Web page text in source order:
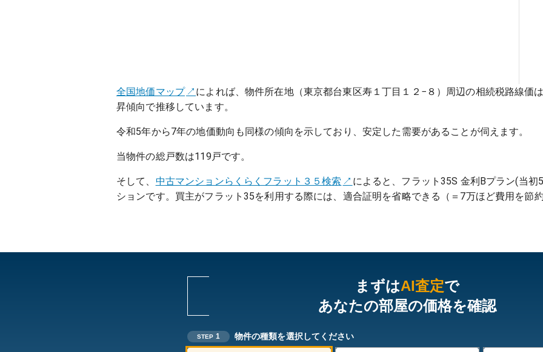
全国地価マップ
によれば、物件所在地（東京都台東区寿１丁目１２−８）周辺の相続税路線価
昇傾向で推移しています。
令和5年から7年の地価動向も同様の傾向を示しており、安定した需要があることが伺えます。
当物件の総戸数は119戸です。
そして、 中古マンションらくらくフラット３５検索
によると、フラット35S 金利Bプラン(当
ションです。買主がフラット35を利用する際には、適合証明を省略できる（＝7万ほど費用を節
まずはAI査定で
あなたの部屋の価格を確認
STEP 1 物件の種類を選択してください